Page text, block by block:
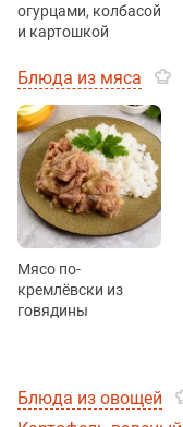
огурцами, колбасой
и картошкой
Блюда из мяса
Мясо по-
кремлёвски из
говядины
Блюда из овощей